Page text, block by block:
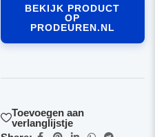
BEKIJK PRODUCT
OP
PRODEUREN.NL
Toevoegen aan
verlanglijstje